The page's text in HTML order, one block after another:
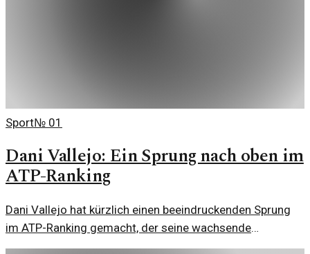
Sport№ 01
Dani Vallejo: Ein Sprung nach oben im
ATP-Ranking
Dani Vallejo hat kürzlich einen beeindruckenden Sprung
im ATP-Ranking gemacht, der seine wachsende
Bedeutung im Tennis unterstreicht. Seine Leistungen